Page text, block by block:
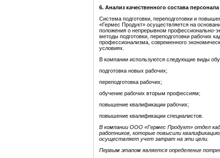
6. Анализ качественного состава
Система подготовки, переподготовки и
«Гермес Продукт» осуществляется на
положения о непрерывном профессионально-
методы подготовки, переподготовки рабочих
профессионализма, современного
условиях.
В компании используются следующие виды
подготовка новых рабочих;
переподготовка рабочих;
обучение рабочих вторым профессиям;
повышение квалификации рабочих;
повышение квалификации специалистов.
В компании ООО «Гермес Продукт» отдел
работников, которые повысили
осуществляет учет затрат на эти цели.
Первым этапом является определение